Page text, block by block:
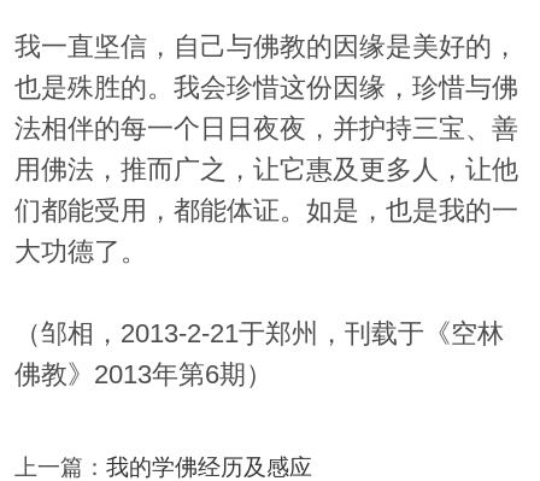
我一直坚信，自己与佛教的因缘是美好的，
也是殊胜的。我会珍惜这份因缘，珍惜与佛
法相伴的每一个日日夜夜，并护持三宝、善
用佛法，推而广之，让它惠及更多人，让他
们都能受用，都能体证。如是，也是我的一
大功德了。
（邹相，2013-2-21于郑州，刊载于《空林
佛教》2013年第6期）
上一篇： 我的学佛经历及感应